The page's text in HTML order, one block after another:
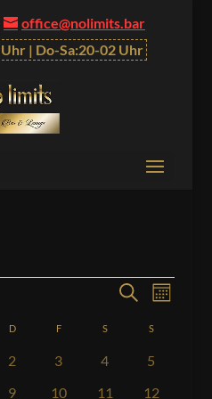
office@nolimits.bar
| Do-Sa:20-02 Uhr
und
Ansichten,
Navigation
Suche
Monat
D DONNERSTAG
FFREITAG SSAMSTAGSSONNTAG
0
2
0
3
0
4
0
5
0
9
010
111hat
012